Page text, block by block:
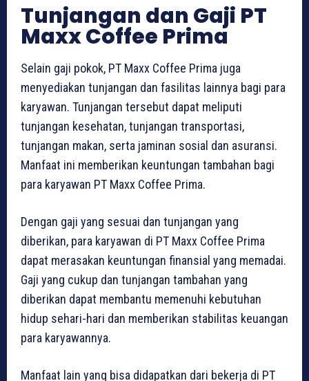
Tunjangan dan Gaji PT
Maxx Coffee Prima
Selain gaji pokok, PT Maxx Coffee Prima juga
menyediakan tunjangan dan fasilitas lainnya bagi para
karyawan. Tunjangan tersebut dapat meliputi
tunjangan kesehatan, tunjangan transportasi,
tunjangan makan, serta jaminan sosial dan asuransi.
Manfaat ini memberikan keuntungan tambahan bagi
para karyawan PT Maxx Coffee Prima.
Dengan gaji yang sesuai dan tunjangan yang
diberikan, para karyawan di PT Maxx Coffee Prima
dapat merasakan keuntungan finansial yang memadai.
Gaji yang cukup dan tunjangan tambahan yang
diberikan dapat membantu memenuhi kebutuhan
hidup sehari-hari dan memberikan stabilitas keuangan
para karyawannya.
Manfaat lain yang bisa didapatkan dari bekerja di PT